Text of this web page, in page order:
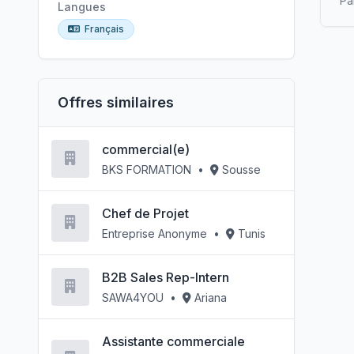
Langues
Français
Offres similaires
commercial(e)
BKS FORMATION • Sousse
Chef de Projet
Entreprise Anonyme • Tunis
B2B Sales Rep-Intern
SAWA4YOU • Ariana
Assistante commerciale